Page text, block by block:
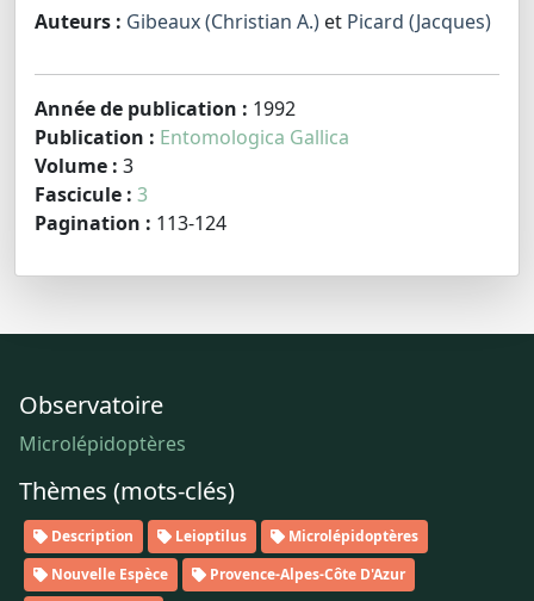
Auteurs : Gibeaux (Christian A.) et Picard (Jacques)
Année de publication : 1992
Publication : Entomologica Gallica
Volume : 3
Fascicule : 3
Pagination : 113-124
Observatoire
Microlépidoptères
Thèmes (mots-clés)
Description Leioptilus
Microlépidoptères
Nouvelle Espèce
Provence-Alpes-Côte D'Azur